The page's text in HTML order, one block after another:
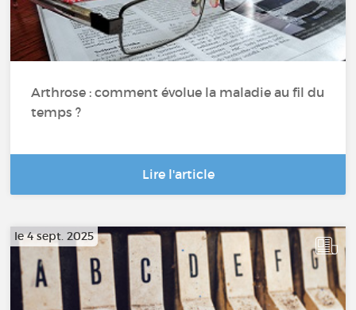
Arthrose : comment évolue la maladie au fil du
temps ?
Lire l'article
le 4 sept. 2025